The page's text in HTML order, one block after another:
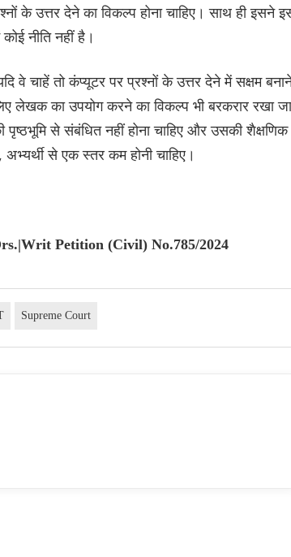
के उत्तर देने का विकल्प होना चाहिए। साथ ही इसने
नीति नहीं है।
वे चाहें तो कंप्यूटर पर प्रश्नों के उत्तर देने में सक्षम
लेखक का उपयोग करने का विकल्प भी बरकरार रखा
से संबंधित नहीं होना चाहिए और उसकी शैक्षणिक
से एक स्तर कम होनी चाहिए।
Petition (Civil) No.785/2024
Supreme Court